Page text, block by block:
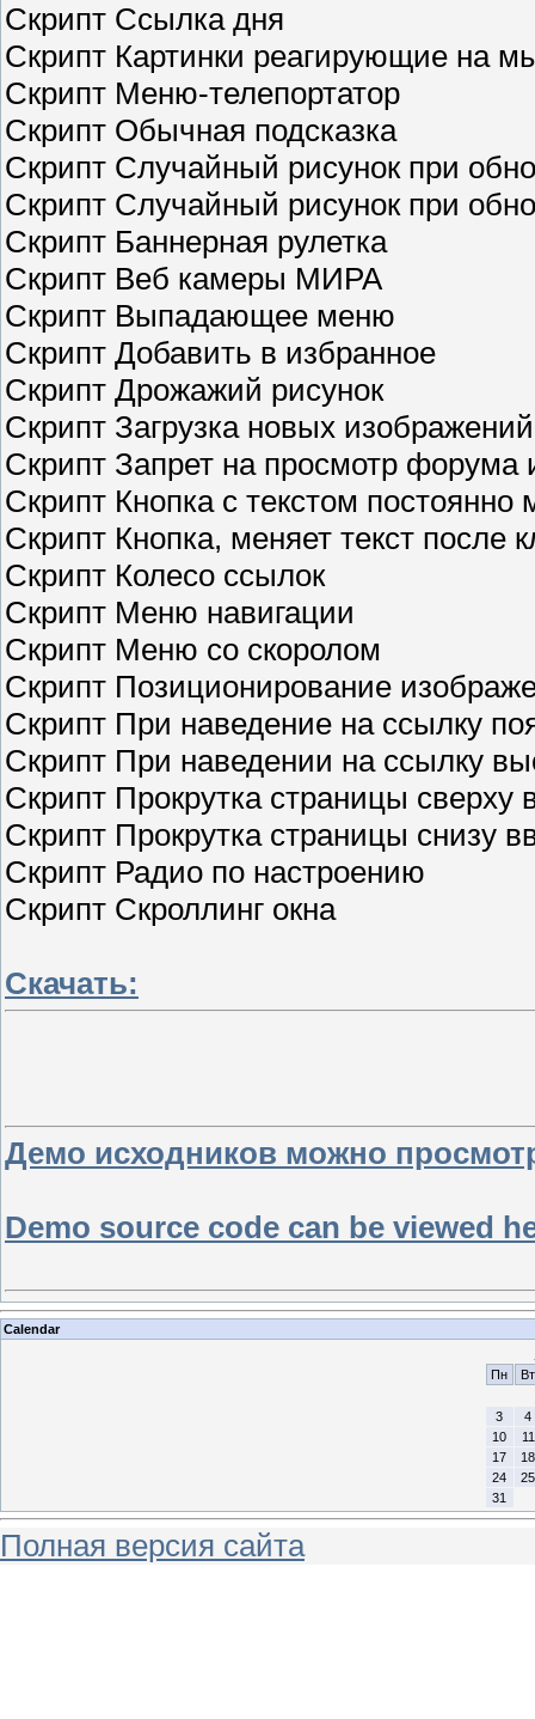
Скрипт Cсылка дня
Скрипт Картинки реагирующие на
Скрипт Меню-телепортатор
Скрипт Обычная подсказка
Скрипт Cлучайный рисунок при
Скрипт Cлучайный рисунок при
Скрипт Баннерная рулетка
Скрипт Веб камеры МИРА
Скрипт Выпадающее меню
Скрипт Добавить в избранное
Скрипт Дрожажий рисунок
Скрипт Загрузка новых изображений
Скрипт Запрет на просмотр форума
Скрипт Кнопка с текстом
Скрипт Кнопка, меняет текст после
Скрипт Колесо ссылок
Скрипт Меню навигации
Скрипт Меню со скоролом
Скрипт Позиционирование
Скрипт При наведение на ссылку
Скрипт При наведении на ссылку
Скрипт Прокрутка страницы сверху
Скрипт Прокрутка страницы снизу
Скрипт Радио по настроению
Скрипт Скроллинг окна
Скачать:
Демо исходников можно
Demo source code can be viewed
Calendar
Пн
Вт
3
4
10
11
17
18
24
25
31
Полная версия сайта